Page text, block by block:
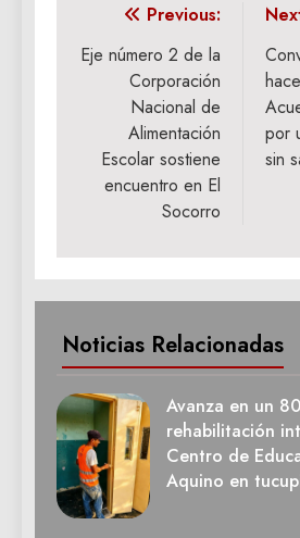
Navegación
de
entradas
Previous:
Eje número 2 de la
Corporación
Nacional de
Alimentación
Escolar sostiene
encuentro en El
Socorro
por
sin
Noticias Relacionadas
Avanza en un
rehabilitación
Centro de
Aquino en